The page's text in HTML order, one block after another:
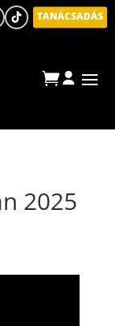
TANÁCSADÁS
2025